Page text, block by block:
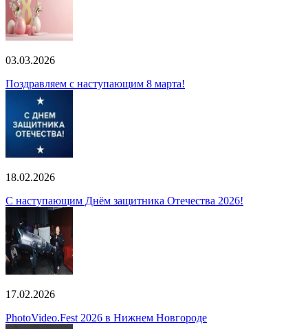
03.03.2026
Поздравляем с наступающим 8 марта!
18.02.2026
С наступающим Днём защитника Отечества 2026!
17.02.2026
PhotoVideo.Fest 2026 в Нижнем Новгороде